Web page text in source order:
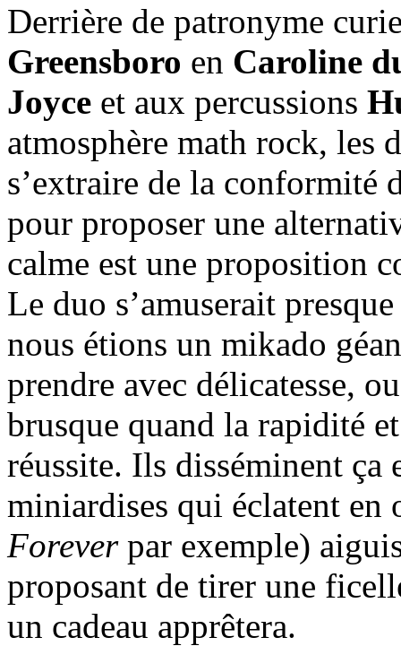
Derrière de patronyme
Greensboro en Caroline
Joyce et aux percussions
atmosphère math rock, les
s’extraire de la conformité
pour proposer une
calme est une proposition
Le duo s’amuserait
nous étions un mikado
prendre avec délicatesse,
brusque quand la rapidité
réussite. Ils disséminent ça
miniardises qui éclatent en
Foreverpar exemple)
proposant de tirer une
un cadeau apprêtera.